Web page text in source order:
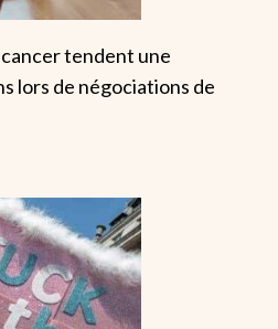
tendent une
lors de négociations de